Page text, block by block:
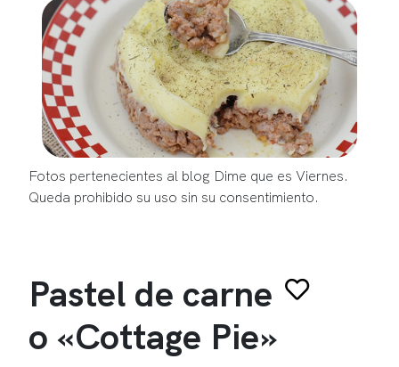
Fotos pertenecientes al blog Dime que es Viernes.
Queda prohibido su uso sin su consentimiento.
Pastel de carne
o «Cottage Pie»